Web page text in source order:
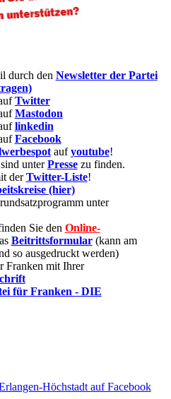
durch den Newsletter der Partei
Twitter
Mastodon
linkedin
Facebook
aufyoutube!
unterPressezu finden.
derTwitter-Liste!
(hier)
unter
Sie den Online-
Beitrittsformular(kann am
so ausgedruckt werden)
Franken mit Ihrer
für Franken - DIE
Höchstadt auf Facebook